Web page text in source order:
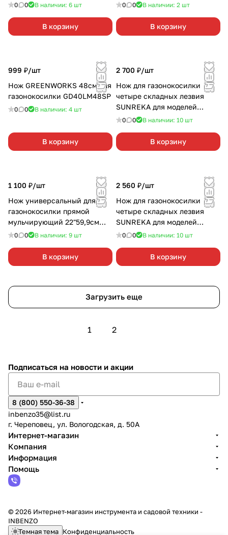
0 0 В наличии: 6 шт
В корзину
0 0 В наличии: 2 шт
В корзину
999 ₽/шт
Нож GREENWORKS 48см для
газонокосилки GD40LM48SP
0 0 В наличии: 4 шт
В корзину
2 700 ₽/шт
Нож для газонокосилки
четыре складных лезвия
SUNREKA для моделей
GLM51HS,GLM51HST
0 0 В наличии: 10 шт
В корзину
1 100 ₽/шт
Нож универсальный для
газонокосилки прямой
мульчирующий 22"59,9см
RT17-50355
0 0 В наличии: 9 шт
В корзину
2 560 ₽/шт
Нож для газонокосилки
четыре складных лезвия
SUNREKA для моделей
GLM46S,GLM46P,GLM46HS,G
0 0 В наличии: 10 шт
В корзину
Загрузить еще
1 2
Подписаться на новости и акции
8 (800) 550-36-38
inbenzo35@list.ru
г. Череповец, ул. Вологодская, д. 50А
Интернет-магазин
Компания
Информация
Помощь
© 2026 Интернет-магазин инструмента и садовой техники -
INBENZO
Темная тема Конфиденциальность